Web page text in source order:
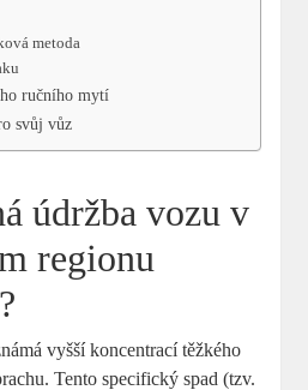
metoda
ručního mytí
svůj vůz
údržba vozu v
regionu
vyšší koncentrací těžkého
Tento specifický spad (tzv.